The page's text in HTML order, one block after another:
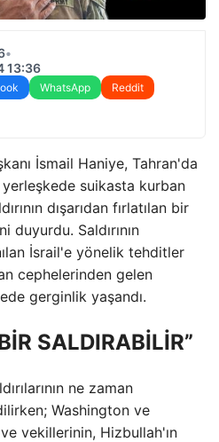
•
13:36
WhatsApp
Reddit
İsmail Haniye, Tahran'da
suikasta kurban
dışarıdan fırlatılan bir
Saldırının
İsrail'e yönelik tehditler
cephelerinden gelen
gerginlik yaşandı.
SALDIRABİLİR”
ne zaman
Washington ve
vekillerinin, Hizbullah'ın